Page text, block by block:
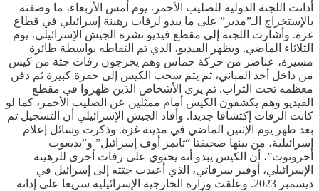
أدانت اللجنة الدولية للصليب الأحمر، يوم أمس الأربعاء، ما وصفته
بالإستخراج الـ”مدبر” على ما يبدو لرفات رهينة إسرائيلي في قطاع
غزة. وأشارت اللجنة إلى مقطع فيديو نشره الجيش الإسرائيلي، يوم
الثلاثاء الماضي. ويظهر الفيديو، الذي تم التقاطه بواسطة طائرة
مسيرة، عناصر من حركة حماس وهم يخرجون رفات جثة من كيس
من داخل أحد المباني، ثم يتم سحب الكيس إلى حفرة كبيرة ثم دفن
معظمه تحت التراب. ثم يرى الأشخاص الذين ظهروا في مقطع
الفيديو وهم يكشفون الكيس أمام ممثلين عن الصليب الأحمر، كما لو
كانت الرفات إكتشافا جديدا. وأفاد الجيش الإسرائيلي أن التسجيل تم
بعد ظهر يوم الإثنين الماضي في مدينة غزة. وذكرت وسائل إعلام
إسرائيلية، من بينها صحيفتا “تايمز أوف إسرائيل” و”يديعوت
أحرونوت”، أن الكيس يبدو أنه يحتوي على رفات أخرى للرهينة
الإسرائيلي، أوفير سرفاتي، الذي أعيدت جثته إلى إسرائيل في
ديسمبر 2023. وعلقت وزارة الخارجية الإسرائيلية سريعا على إدانة